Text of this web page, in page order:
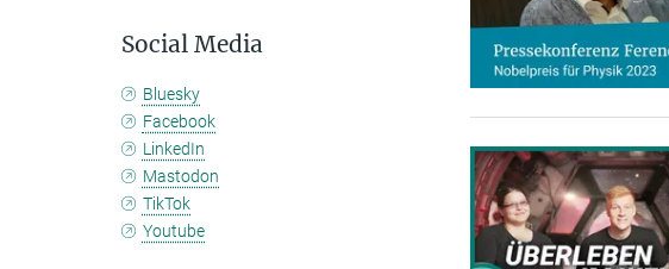
Social Media
Bluesky
Facebook
LinkedIn
Mastodon
TikTok
Youtube